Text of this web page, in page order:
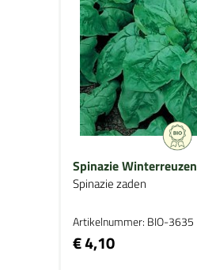
Spinazie Winterreuzen
Spinazie zaden
Artikelnummer: BIO-3635
€ 4,10